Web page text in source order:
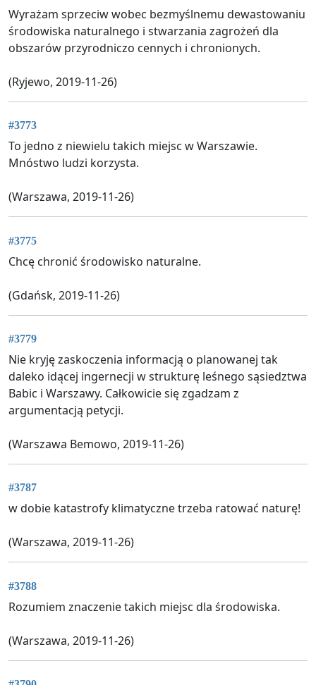
Wyrażam sprzeciw wobec bezmyślnemu dewastowaniu
środowiska naturalnego i stwarzania zagrożeń dla
obszarów przyrodniczo cennych i chronionych.
(Ryjewo, 2019-11-26)
#3773
To jedno z niewielu takich miejsc w Warszawie.
Mnóstwo ludzi korzysta.
(Warszawa, 2019-11-26)
#3775
Chcę chronić środowisko naturalne.
(Gdańsk, 2019-11-26)
#3779
Nie kryję zaskoczenia informacją o planowanej tak
daleko idącej ingernecji w strukturę leśnego sąsiedztwa
Babic i Warszawy. Całkowicie się zgadzam z
argumentacją petycji.
(Warszawa Bemowo, 2019-11-26)
#3787
w dobie katastrofy klimatyczne trzeba ratować naturę!
(Warszawa, 2019-11-26)
#3788
Rozumiem znaczenie takich miejsc dla środowiska.
(Warszawa, 2019-11-26)